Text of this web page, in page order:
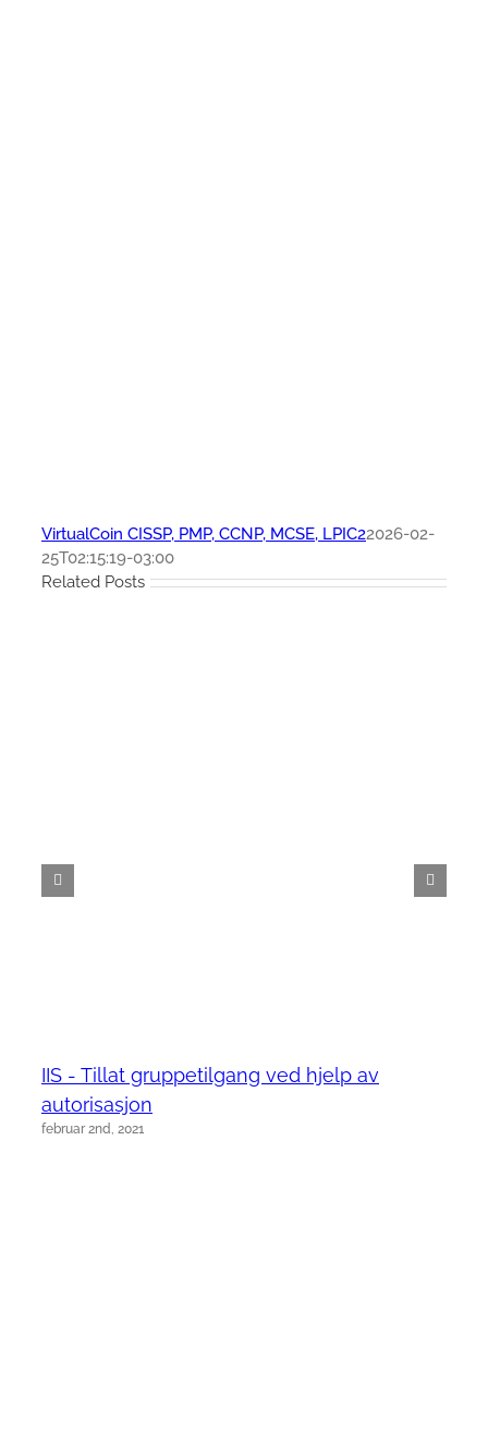
VirtualCoin CISSP, PMP, CCNP, MCSE, LPIC22026-02-
25T02:15:19-03:00
Related Posts
IIS - Tillat gruppetilgang ved hjelp av
autorisasjon
februar 2nd, 2021